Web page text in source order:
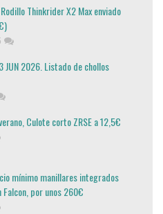
Thinkrider X2 Max enviado
JUN 2026. Listado de chollos
Culote corto ZRSE a 12,5€
mínimo manillares integrados
Falcon, por unos 260€